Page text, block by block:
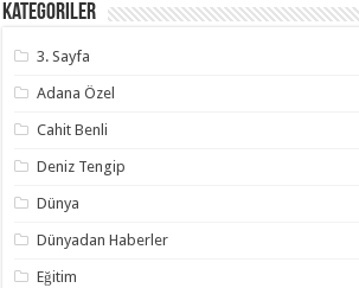
Kategoriler
3. Sayfa
Adana Özel
Cahit Benli
Deniz Tengip
Dünya
Dünyadan Haberler
Eğitim